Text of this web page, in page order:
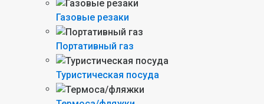
Газовые резаки
Портативный газ
Туристическая посуда